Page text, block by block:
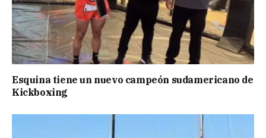
Esquina tiene un nuevo campeón sudamericano de
Kickboxing